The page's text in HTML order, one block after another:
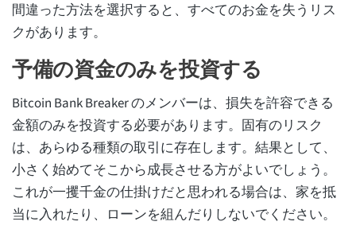
間違った方法を選択すると、すべてのお金を失うリス
クがあります。
予備の資金のみを投資する
Bitcoin Bank Breaker のメンバーは、損失を許容できる
金額のみを投資する必要があります。固有のリスク
は、あらゆる種類の取引に存在します。結果として、
小さく始めてそこから成長させる方がよいでしょう。
これが一攫千金の仕掛けだと思われる場合は、家を抵
当に入れたり、ローンを組んだりしないでください。